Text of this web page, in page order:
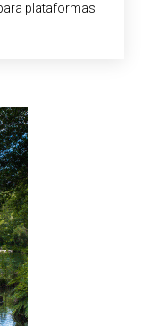
plataformas